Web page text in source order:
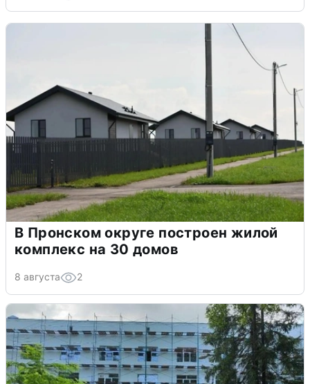
В Пронском округе построен жилой
комплекс на 30 домов
8 августа 2